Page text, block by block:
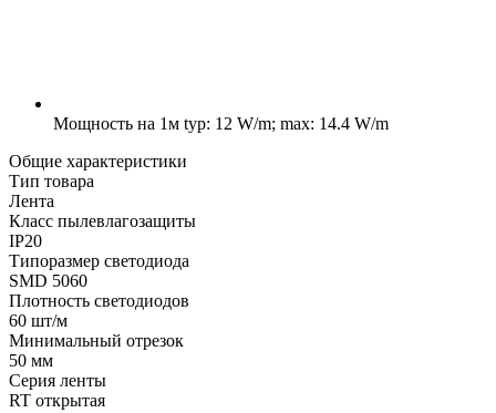
Мощность на 1м typ: 12 W/m; max: 14.4 W/m
Общие характеристики
Тип товара
Лента
Класс пылевлагозащиты
IP20
Типоразмер светодиода
SMD 5060
Плотность светодиодов
60 шт/м
Минимальный отрезок
50 мм
Серия ленты
RT открытая